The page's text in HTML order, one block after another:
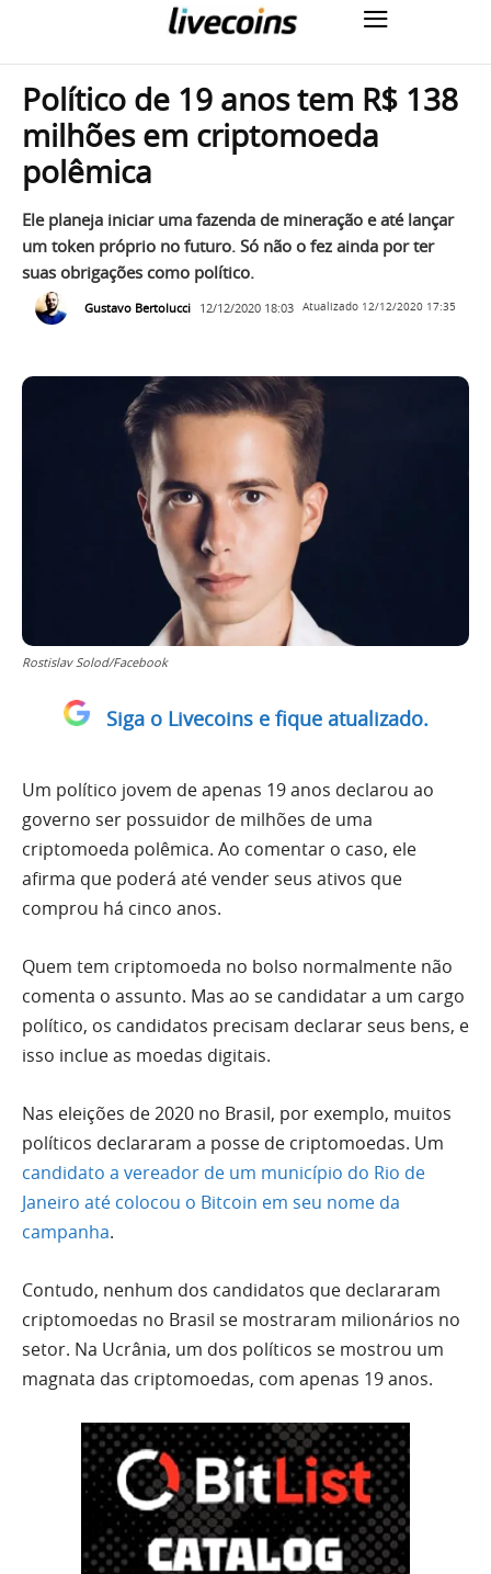
Político de 19 anos tem R$ 138
milhões em criptomoeda
polêmica
Ele planeja iniciar uma fazenda de mineração e até lançar
um token próprio no futuro. Só não o fez ainda por ter
suas obrigações como político.
Gustavo Bertolucci 12/12/2020 18:03 Atualizado 12/12/2020 17:35
Rostislav Solod/Facebook
Siga o Livecoins e fique atualizado.
Um político jovem de apenas 19 anos declarou ao
governo ser possuidor de milhões de uma
criptomoeda polêmica. Ao comentar o caso, ele
afirma que poderá até vender seus ativos que
comprou há cinco anos.
Quem tem criptomoeda no bolso normalmente não
comenta o assunto. Mas ao se candidatar a um cargo
político, os candidatos precisam declarar seus bens, e
isso inclue as moedas digitais.
Nas eleições de 2020 no Brasil, por exemplo, muitos
políticos declararam a posse de criptomoedas. Um
candidato a vereador de um município do Rio de
Janeiro até colocou o Bitcoin em seu nome da
campanha.
Contudo, nenhum dos candidatos que declararam
criptomoedas no Brasil se mostraram milionários no
setor. Na Ucrânia, um dos políticos se mostrou um
magnata das criptomoedas, com apenas 19 anos.